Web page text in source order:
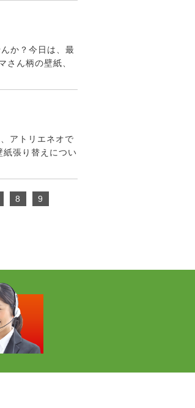
か？今日は、最
さん柄の壁紙、
アトリエネオで
張り替えについ
8
9